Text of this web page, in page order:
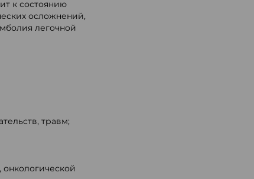
к состоянию
осложнений,
легочной
травм;